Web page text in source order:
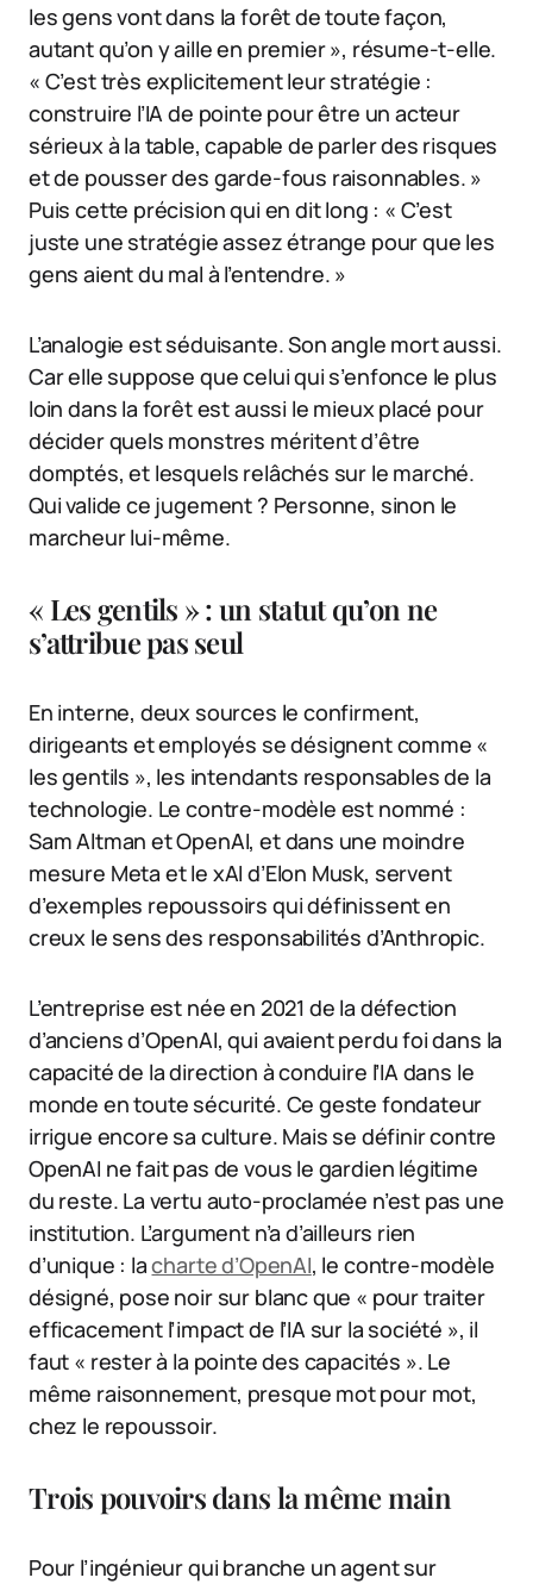
les gens vont dans la forêt de toute façon,
autant qu’on y aille en premier », résume-t-elle.
« C’est très explicitement leur stratégie :
construire l’IA de pointe pour être un acteur
sérieux à la table, capable de parler des risques
et de pousser des garde-fous raisonnables. »
Puis cette précision qui en dit long : « C’est
juste une stratégie assez étrange pour que les
gens aient du mal à l’entendre. »
L’analogie est séduisante. Son angle mort aussi.
Car elle suppose que celui qui s’enfonce le plus
loin dans la forêt est aussi le mieux placé pour
décider quels monstres méritent d’être
domptés, et lesquels relâchés sur le marché.
Qui valide ce jugement ? Personne, sinon le
marcheur lui-même.
« Les gentils » : un statut qu’on ne
s’attribue pas seul
En interne, deux sources le confirment,
dirigeants et employés se désignent comme «
les gentils », les intendants responsables de la
technologie. Le contre-modèle est nommé :
Sam Altman et OpenAI, et dans une moindre
mesure Meta et le xAI d’Elon Musk, servent
d’exemples repoussoirs qui définissent en
creux le sens des responsabilités d’Anthropic.
L’entreprise est née en 2021 de la défection
d’anciens d’OpenAI, qui avaient perdu foi dans la
capacité de la direction à conduire l’IA dans le
monde en toute sécurité. Ce geste fondateur
irrigue encore sa culture. Mais se définir contre
OpenAI ne fait pas de vous le gardien légitime
du reste. La vertu auto-proclamée n’est pas une
institution. L’argument n’a d’ailleurs rien
d’unique : lacharte d’OpenAI, le contre-modèle
désigné, pose noir sur blanc que « pour traiter
efficacement l’impact de l’IA sur la société », il
faut « rester à la pointe des capacités ». Le
même raisonnement, presque mot pour mot,
chez le repoussoir.
Trois pouvoirs dans la même main
Pour l’ingénieur qui branche un agent sur